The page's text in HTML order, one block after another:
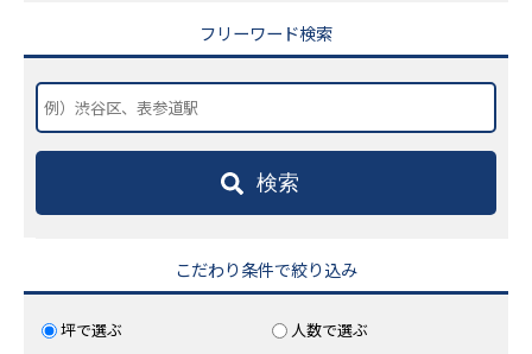
フリーワード検索
検索
こだわり条件で絞り込み
坪で選ぶ 人数で選ぶ